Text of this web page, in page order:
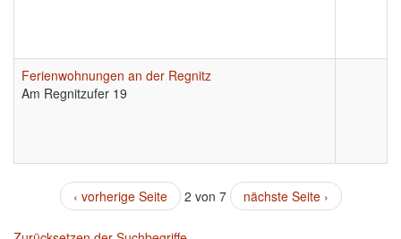
Ferienwohnungen an der Regnitz
Am Regnitzufer 19
‹ vorherige Seite 2 von 7 nächste Seite ›